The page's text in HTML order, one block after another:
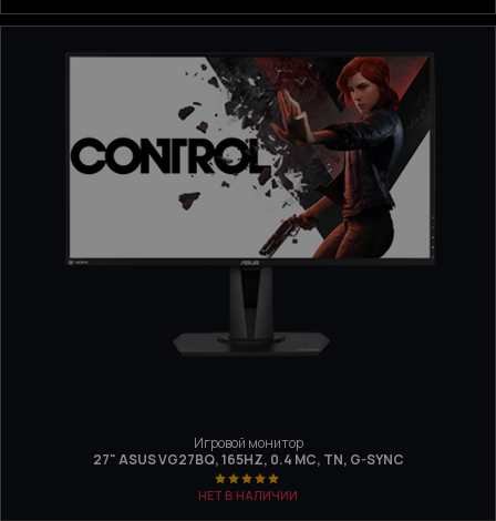
Игровой монитор
27" ASUS VG27BQ, 165HZ, 0.4 МС, TN, G-SYNC
НЕТ В НАЛИЧИИ